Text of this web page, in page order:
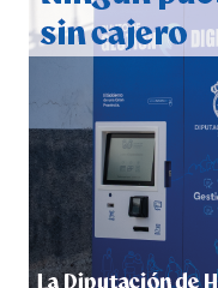
hace 6 días·Huelvatv
4º DÍA DE LAS